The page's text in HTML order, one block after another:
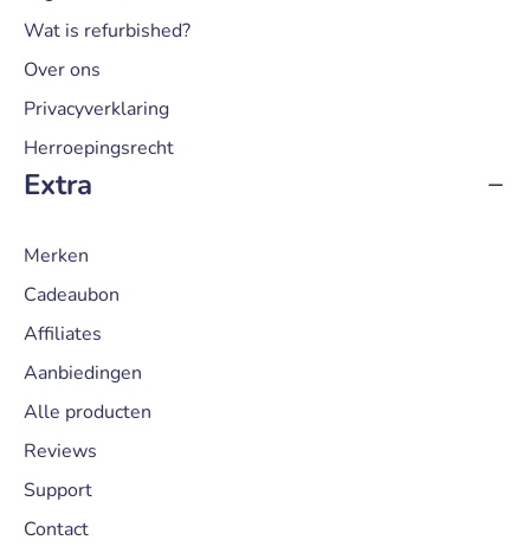
Wat is refurbished?
Over ons
Privacyverklaring
Herroepingsrecht
Extra
Merken
Cadeaubon
Affiliates
Aanbiedingen
Alle producten
Reviews
Support
Contact